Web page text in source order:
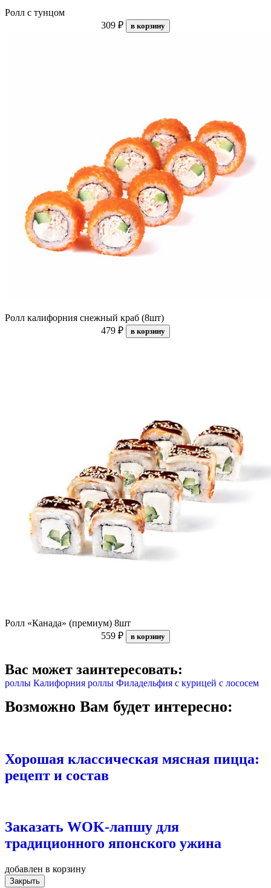
Ролл с тунцом
309 ₽
в корзину
Ролл калифорния снежный краб (8шт)
479 ₽
в корзину
Ролл «Канада» (премиум) 8шт
559 ₽
в корзину
Вас может заинтересовать:
роллы Калифорния роллы Филадельфия с курицей с лососем
Возможно Вам будет интересно:
Хорошая классическая мясная пицца:
рецепт и состав
Заказать WOK-лапшу для
традиционного японского ужина
добавлен в корзину
Закрыть